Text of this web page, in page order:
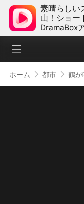
素晴らしい
山！ショー
DramaBox
ホーム 都市